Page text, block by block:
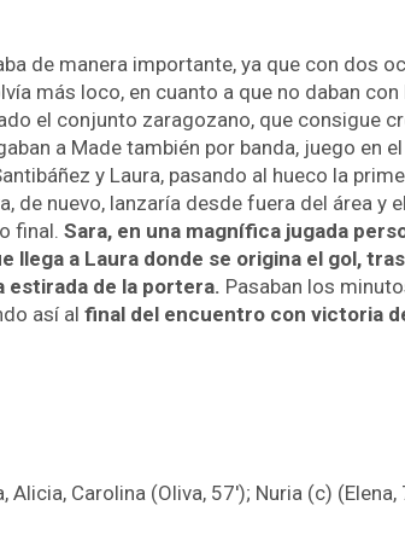
de manera importante, ya que con dos
más loco, en cuanto a que no daban
el conjunto zaragozano, que consigue
a Made también por banda, juego en
y Laura, pasando al hueco la
nuevo, lanzaría desde fuera del área y
final. Sara, en una magnífica jugada
a Laura donde se origina el gol,
estirada de la portera. Pasaban los
así al final del encuentro con victoria
Alicia, Carolina (Oliva, 57′); Nuria (c)